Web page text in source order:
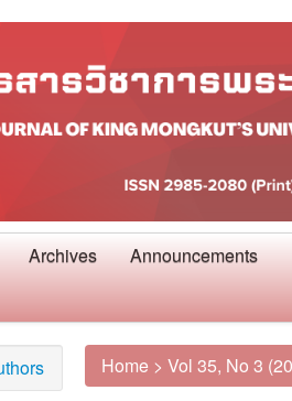
Archives Announcements
Home > Vol 35, No 3